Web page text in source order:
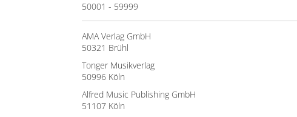
50001 - 59999
AMA Verlag GmbH
50321 Brühl
Tonger Musikverlag
50996 Köln
Alfred Music Publishing GmbH
51107 Köln